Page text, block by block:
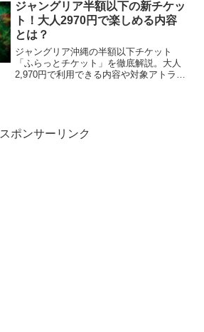
なお財布など、楽天で見つけるのがおす
すめです。この記事で...
ジャングリア半額以下の新チケッ
ト！大人2970円で楽しめる内容
とは？
ジャングリア沖縄の半額以下チケット
「ふらっとチケット」を徹底解説。大人
2,970円で利用できる内容や対象アトラク
スポンサーリンク